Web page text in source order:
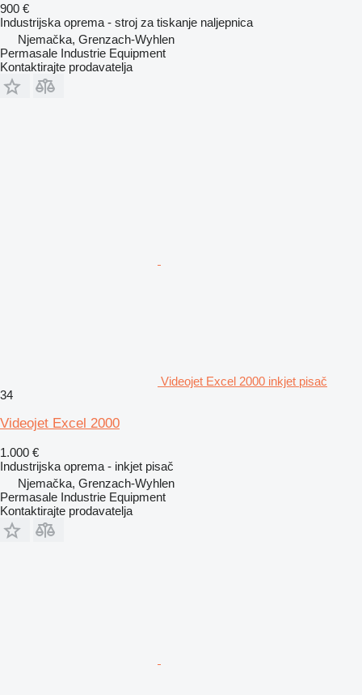
900 €
Industrijska oprema - stroj za tiskanje naljepnica
Njemačka, Grenzach-Wyhlen
Permasale Industrie Equipment
Kontaktirajte prodavatelja
Videojet Excel 2000 inkjet pisač
34
Videojet Excel 2000
1.000 €
Industrijska oprema - inkjet pisač
Njemačka, Grenzach-Wyhlen
Permasale Industrie Equipment
Kontaktirajte prodavatelja